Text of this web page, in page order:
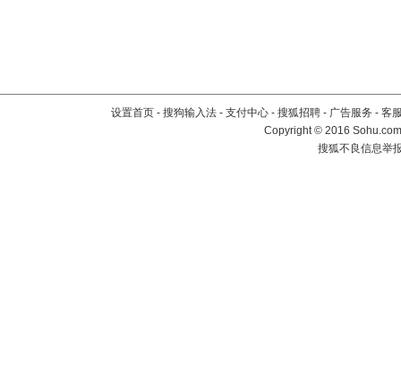
设置首页 - 搜狗输入法 - 支付中心 - 搜狐招聘 - 广告服务 - 客
Copyright©2016
搜狐不良信息举